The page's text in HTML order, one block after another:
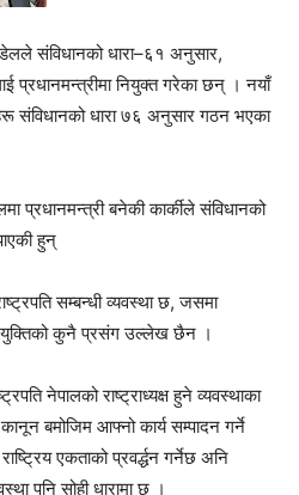
संविधानको धारा–६१ अनुसार,
प्रधानमन्त्रीमा नियुक्त गरेका छन् । नयाँ
संविधानको धारा ७६ अनुसार गठन भएका
प्रधानमन्त्री बनेकी कार्कीले संविधानको
हुन्
सम्बन्धी व्यवस्था छ, जसमा
कुनै प्रसंग उल्लेख छैन ।
नेपालको राष्ट्राध्यक्ष हुने व्यवस्थाका
बमोजिम आफ्नो कार्य सम्पादन गर्ने
एकताको प्रवर्द्धन गर्नेछ अनि
पनि सोही धारामा छ ।